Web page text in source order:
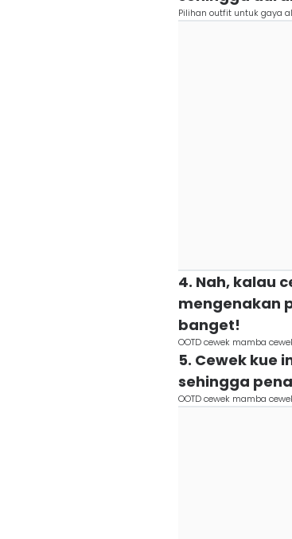
Pilihan outfit untuk gaya
4. Nah, kalau
mengenakan
banget!
OOTD cewek mamba
5. Cewek kue
sehingga
OOTD cewek mamba